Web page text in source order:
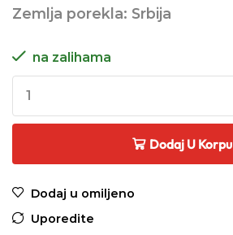
Zemlja porekla: Srbija
na zalihama
Dodaj U Korpu
Dodaj u omiljeno
Uporedite